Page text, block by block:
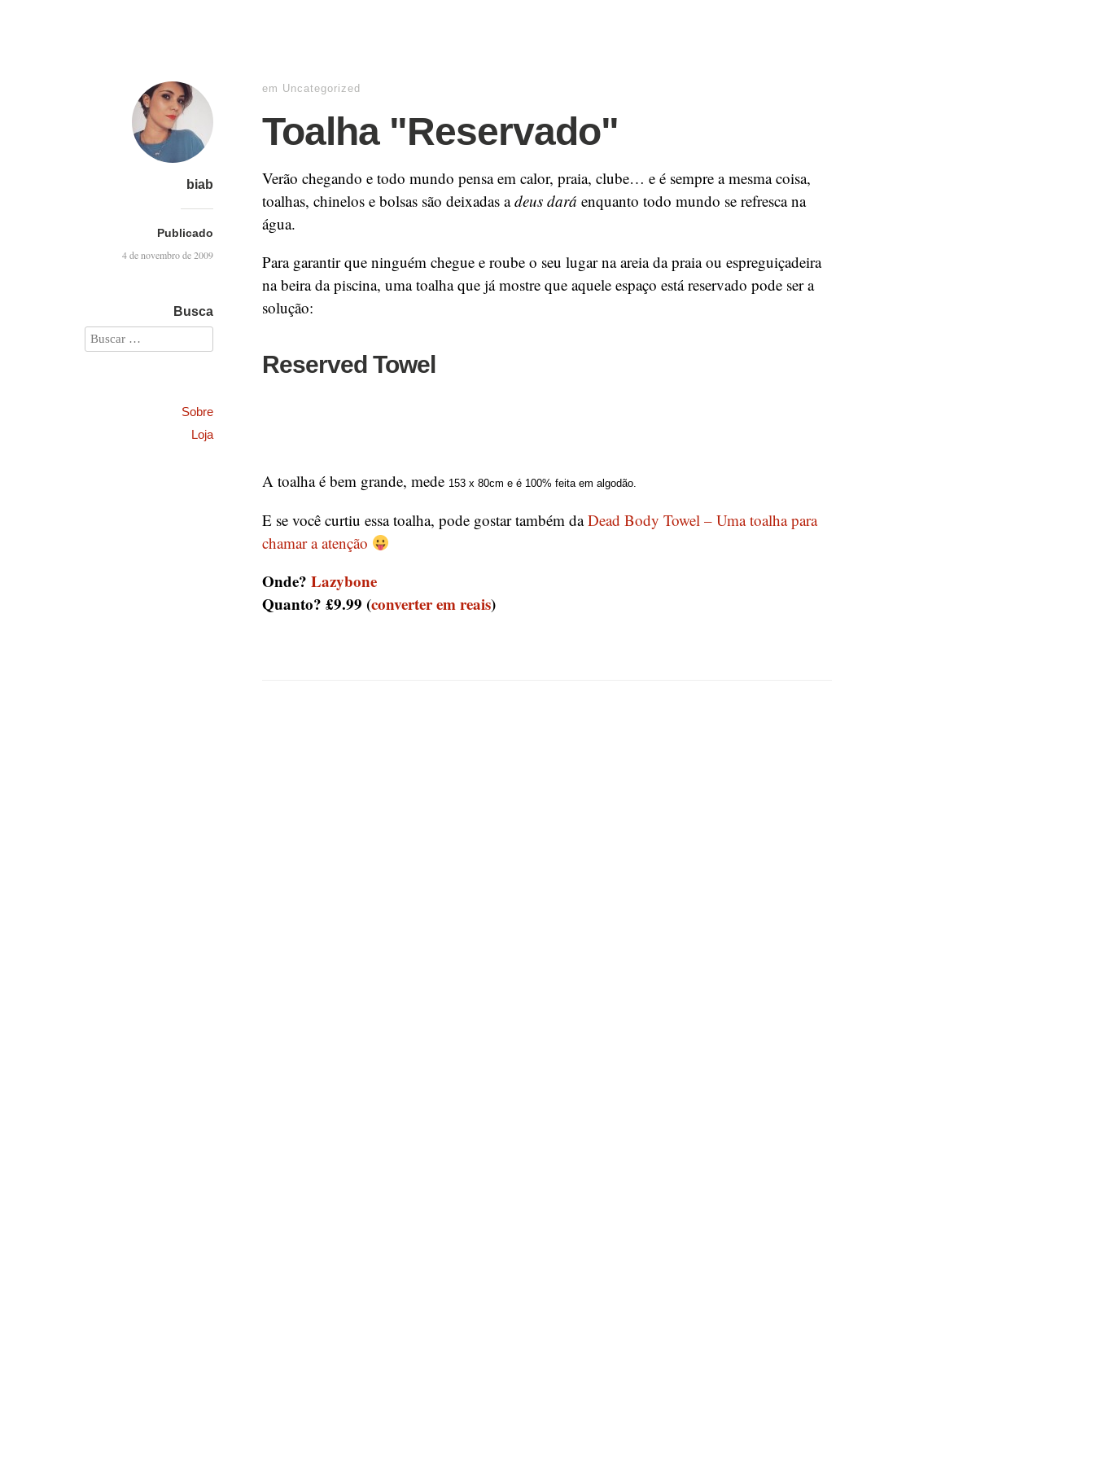
biab
Publicado
4 de novembro de 2009
em Uncategorized
Toalha "Reservado"
Verão chegando e todo mundo pensa em calor, praia, clube… e é sempre a mesma coisa,
toalhas, chinelos e bolsas são deixadas adeus dará enquanto todo mundo se refresca na
água.
Para garantir que ninguém chegue e roube o seu lugar na areia da praia ou espreguiçadeira
na beira da piscina, uma toalha que já mostre que aquele espaço está reservado pode ser a
solução:
Reserved Towel
A toalha é bem grande, mede 153 x 80cm e é 100% feita em algodão.
E se você curtiu essa toalha, pode gostar também daDead Body Towel – Uma toalha para
chamar a atenção
Onde? Lazybone
Quanto? £9.99 (converter em reais)
Busca
Sobre
Loja